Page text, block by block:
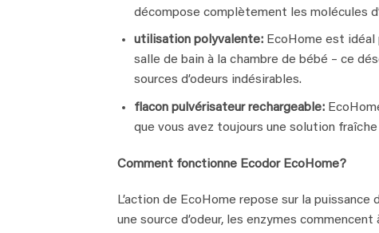
décompose complètement les molécules
utilisation polyvalente:EcoHome est idéal
salle de bain à la chambre de bébé – ce
sources d’odeurs indésirables.
flacon pulvérisateur rechargeable:
que vous avez toujours une solution
Comment fonctionne Ecodor EcoHome?
L’action de EcoHome repose sur la
une source d’odeur, les enzymes